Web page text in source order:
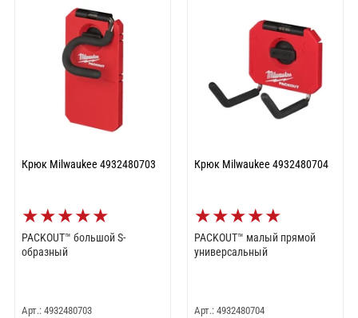
Крюк Milwaukee 4932480703
★★★★★
PACKOUT™ большой S-
образный
Арт.: 4932480703
Крюк Milwaukee 4932480704
★★★★★
PACKOUT™ малый прямой
универсальный
Арт.: 4932480704